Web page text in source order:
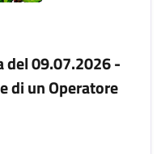
del 09.07.2026 -
di un Operatore